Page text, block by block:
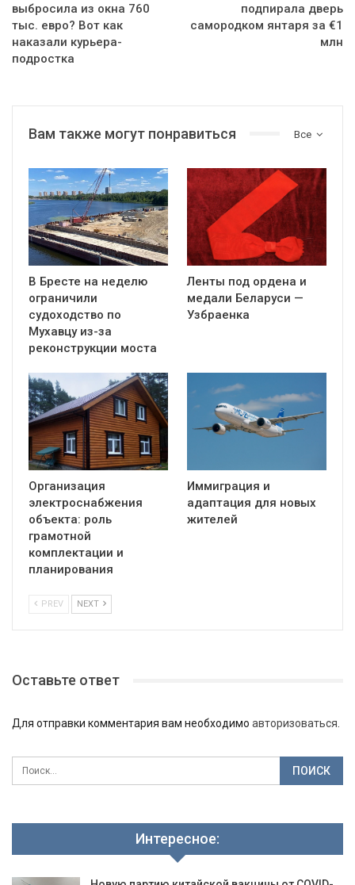
выбросила из окна 760
тыс. евро? Вот как
наказали курьера-
подростка
подпирала дверь
самородком янтаря за €1
млн
Все
Вам также могут понравиться
В Бресте на неделю
ограничили
судоходство по
Мухавцу из-за
реконструкции моста
Ленты под ордена и
медали Беларуси —
Узбраенка
Организация
электроснабжения
объекта: роль
грамотной
комплектации и
планирования
Иммиграция и
адаптация для новых
жителей
PREV NEXT
Оставьте ответ
Для отправки комментария вам необходимо авторизоваться.
Интересное: